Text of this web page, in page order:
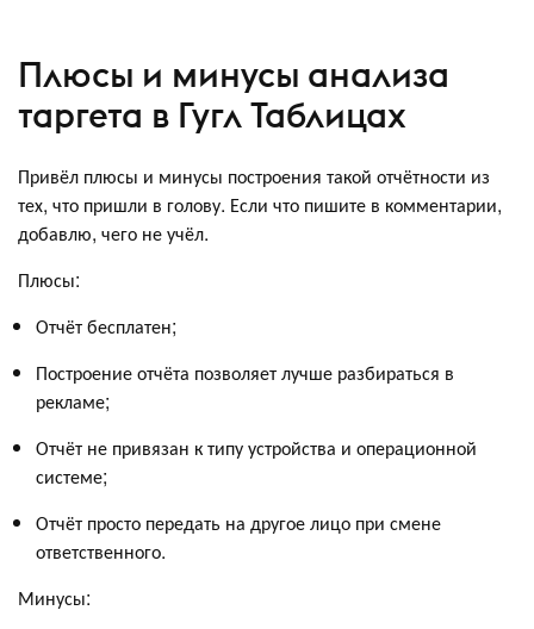
Плюсы и минусы анализа
таргета в Гугл Таблицах
Привёл плюсы и минусы построения такой отчётности из
тех, что пришли в голову. Если что пишите в комментарии,
добавлю, чего не учёл.
Плюсы:
Отчёт бесплатен;
Построение отчёта позволяет лучше разбираться в
рекламе;
Отчёт не привязан к типу устройства и операционной
системе;
Отчёт просто передать на другое лицо при смене
ответственного.
Минусы: